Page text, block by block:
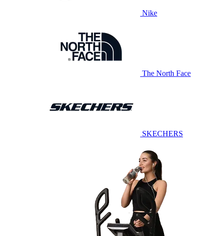
Nike
The North Face
SKECHERS